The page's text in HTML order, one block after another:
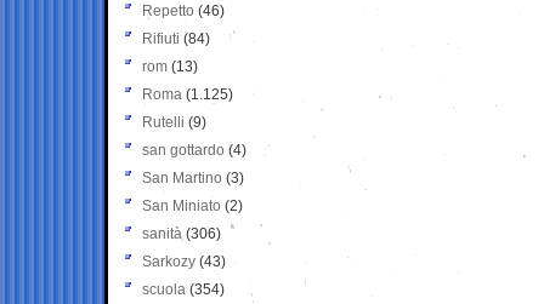
Repetto (46)
Rifiuti (84)
rom (13)
Roma (1.125)
Rutelli (9)
san gottardo (4)
San Martino (3)
San Miniato (2)
sanità (306)
Sarkozy (43)
scuola (354)